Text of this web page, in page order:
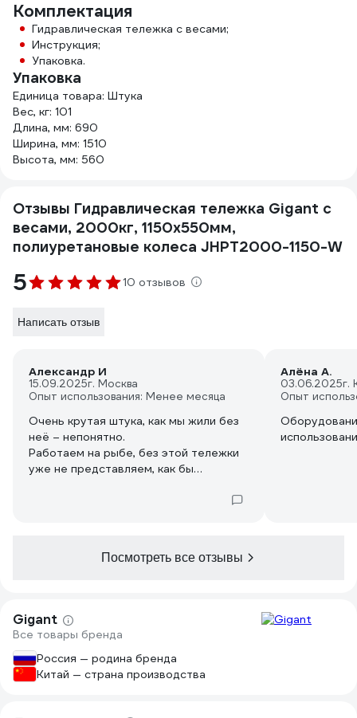
Комплектация
Гидравлическая тележка с весами;
Инструкция;
Упаковка.
Упаковка
Единица товара: Штука
Вес, кг: 101
Длина, мм: 690
Ширина, мм: 1510
Высота, мм: 560
Отзывы Гидравлическая тележка Gigant с
весами, 2000кг, 1150x550мм,
полиуретановые колеса JHPT2000-1150-W
5 10 отзывов
Написать отзыв
Александр И
15.09.2025г. Москва
Опыт использования: Менее месяца
Очень крутая штука, как мы жили без
неё – непонятно.
Работаем на рыбе, без этой тележки
уже не представляем, как бы
асфальт на разгрузочной зоне. С
история.
эта да еще и с весами реально
выручает:
- маневренность отличная, даже в
Алёна А.
03.06.2025г.
Опыт
Посмотреть все отзывы
Gigant
Все товары бренда
Россия — родина бренда
Китай — страна производства